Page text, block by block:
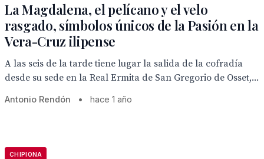
La Magdalena, el pelícano y el velo
rasgado, símbolos únicos de la Pasión en la
Vera-Cruz ilipense
A las seis de la tarde tiene lugar la salida de la cofradía
desde su sede en la Real Ermita de San Gregorio de Osset,...
Antonio Rendón • hace 1 año
CHIPIONA